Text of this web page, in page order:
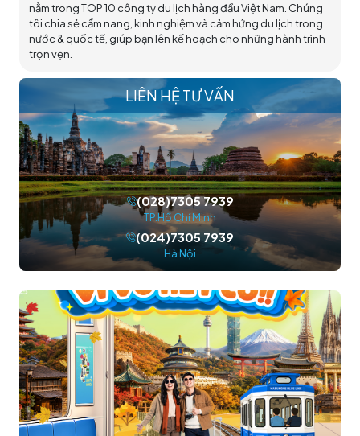
nằm trong TOP 10 công ty du lịch hàng đầu Việt Nam. Chúng
tôi chia sẻ cẩm nang, kinh nghiệm và cảm hứng du lịch trong
nước & quốc tế, giúp bạn lên kế hoạch cho những hành trình
trọn vẹn.
LIÊN HỆ TƯ VẤN
(028)7305 7939
TP.Hồ Chí Minh
(024)7305 7939
Hà Nội